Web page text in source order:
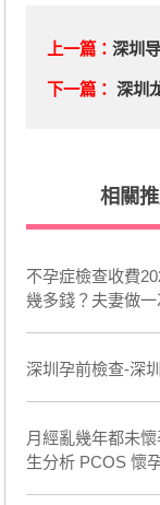
上一篇： 深圳
下一篇： 深圳
相關
不孕症檢查收費
幾多錢？夫妻做
深圳孕前檢查-深
月經亂幾年都未
生分析 PCOS 懷